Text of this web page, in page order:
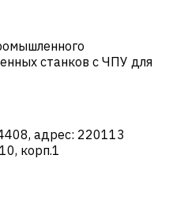
станков с ЧПУ для
адрес: 220113
корп.1